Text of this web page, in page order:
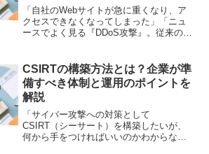
「自社のWebサイトが急に重くなり、ア
クセスできなくなってしまった」「ニュ
ースでよく見る『DDoS攻撃』。従来の
オンラインで完結することが日常ルーテ
ィンとなる中、We...
CSIRTの構築方法とは？企業が準
備すべき体制と運用のポイントを
解説
「サイバー攻撃への対策として
CSIRT（シーサート）を構築したいが、
何から手をつければいいのかわからな